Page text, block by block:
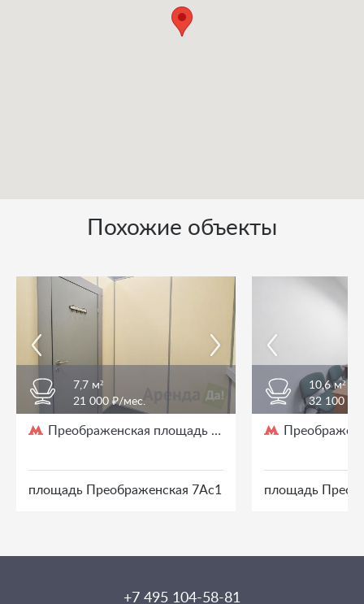
Похожие объекты
7,7 м²
21 000 ₽/мес.
Преображенская площадь / 3 мин. пешком
площадь Преображенская 7Ас1
10,6 м²
32 100 ₽/
площадь
+7 495 104-58-81